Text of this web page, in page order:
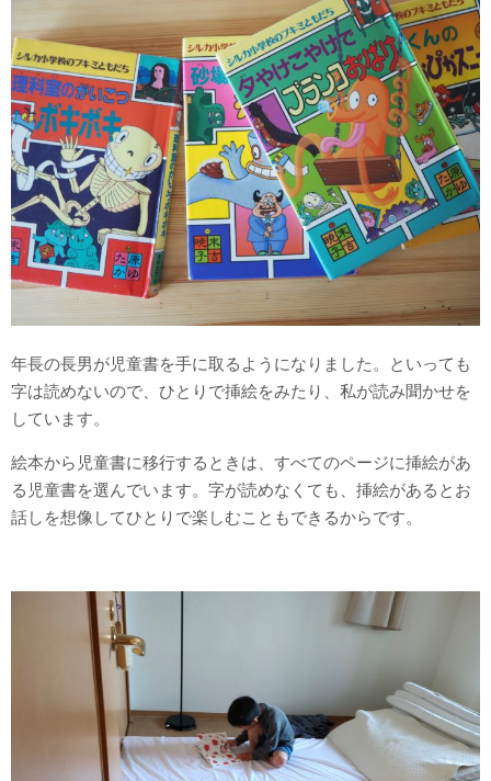
年長の長男が児童書を手に取るようになりました。といっても
字は読めないので、ひとりで挿絵をみたり、私が読み聞かせを
しています。
絵本から児童書に移行するときは、すべてのページに挿絵があ
る児童書を選んでいます。字が読めなくても、挿絵があるとお
話しを想像してひとりで楽しむこともできるからです。